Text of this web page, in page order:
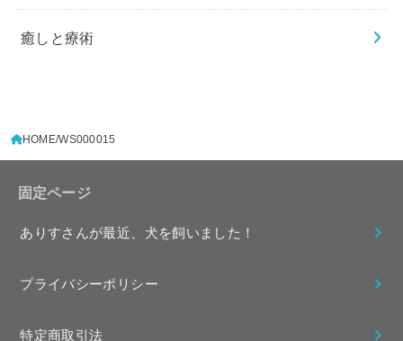
癒しと療術
HOME WS000015
固定ページ
ありすさんが最近、犬を飼いました！
プライバシーポリシー
特定商取引法